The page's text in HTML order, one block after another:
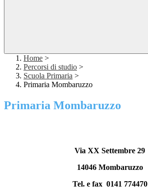
Home >
Percorsi di studio >
Scuola Primaria >
Primaria Mombaruzzo
Primaria Mombaruzzo
Via XX Settembre 29
14046 Mombaruzzo
Tel. e fax 0141 774470